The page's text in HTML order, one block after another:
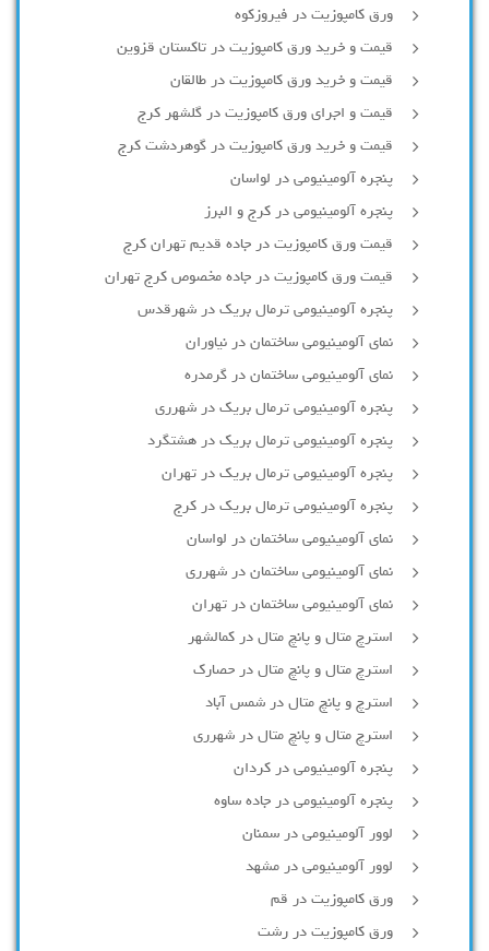
ورق کامپوزیت در فیروزکوه
قیمت و خرید ورق کامپوزیت در تاکستان قزوین
قیمت و خرید ورق کامپوزیت در طالقان
قیمت و اجرای ورق کامپوزیت در گلشهر کرج
قیمت و خرید ورق کامپوزیت در گوهردشت کرج
پنجره آلومینیومی در لواسان
پنجره آلومینیومی در کرج و البرز
قیمت ورق کامپوزیت در جاده قدیم تهران کرج
قیمت ورق کامپوزیت در جاده مخصوص کرج تهران
پنجره آلومینیومی ترمال بریک در شهرقدس
نمای آلومینیومی ساختمان در نیاوران
نمای آلومینیومی ساختمان در گرمدره
پنجره آلومینیومی ترمال بریک در شهرری
پنجره آلومینیومی ترمال بریک در هشتگرد
پنجره آلومینیومی ترمال بریک در تهران
پنجره آلومینیومی ترمال بریک در کرج
نمای آلومینیومی ساختمان در لواسان
نمای آلومینیومی ساختمان در شهرری
نمای آلومینیومی ساختمان در تهران
استرچ متال و پانچ متال در کمالشهر
استرچ متال و پانچ متال در حصارك
استرچ و پانچ متال در شمس آباد
استرچ متال و پانچ متال در شهرری
پنجره آلومینیومی در کردان
پنجره آلومینیومی در جاده ساوه
لوور آلومینیومی در سمنان
لوور آلومینیومی در مشهد
ورق کامپوزیت در قم
ورق کامپوزیت در رشت